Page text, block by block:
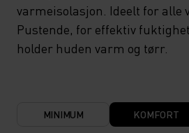
varmeisolasjon. Ideelt for alle
Pustende, for effektiv
holder huden varm og tørr.
MINIMUM KOMFORT